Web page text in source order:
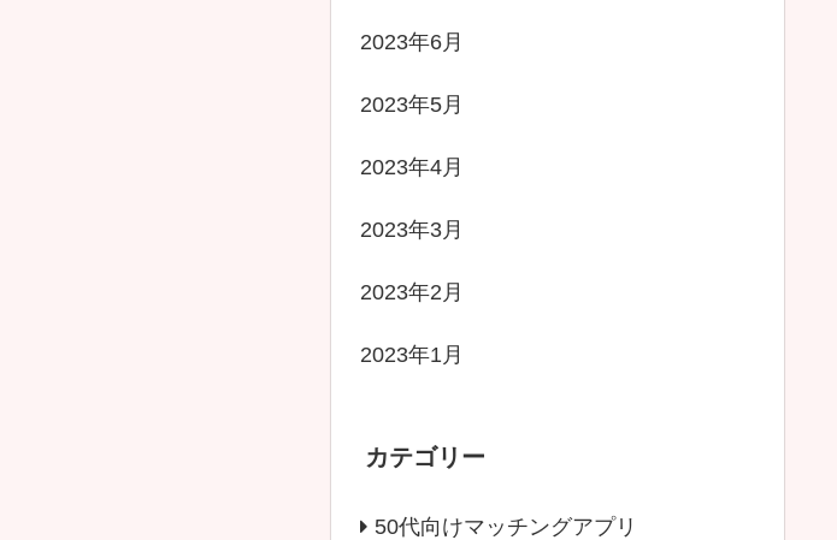
2023年6月
2023年5月
2023年4月
2023年3月
2023年2月
2023年1月
カテゴリー
50代向けマッチングアプリ